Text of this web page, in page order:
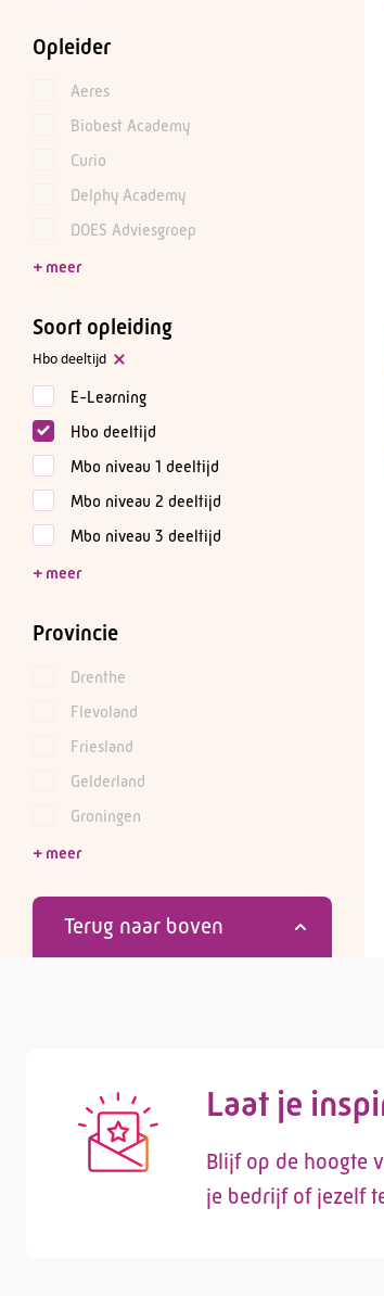
Opleider
Aeres
Biobest Academy
Curio
Delphy Academy
DOES Adviesgroep
Soort opleiding
Hbo deeltijd
E-Learning
Hbo deeltijd
Mbo niveau 1 deeltijd
Mbo niveau 2 deeltijd
Mbo niveau 3 deeltijd
Provincie
Drenthe
Flevoland
Friesland
Gelderland
Groningen
Terug naar boven
Laat je
Blijf op de hoogte
je bedrijf of jezelf